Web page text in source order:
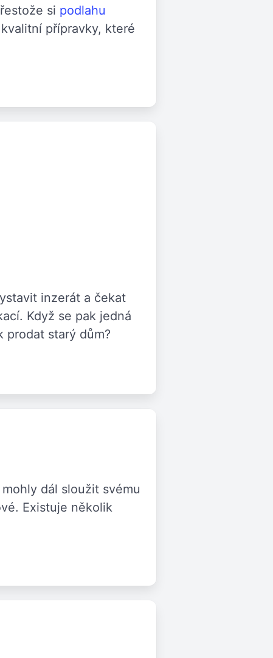
si podlahu
přípravky, které
inzerát a čekat
Když se pak jedná
prodat starý dům?
dál sloužit svému
Existuje několik